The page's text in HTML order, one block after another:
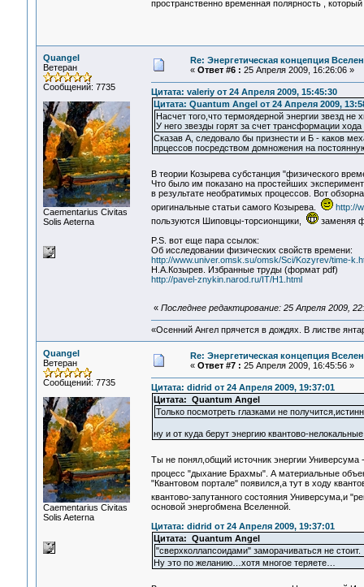
пространственно временная полярность ,
Quangel
Ветеран
Сообщений: 7735
Сaementarius Civitas
Solis Aeterna
Re: Энергетическая концепция
« Ответ #6 : 25 Апреля 2009, 16:26:06 »
Цитата: valeriy от 24 Апреля 2009, 15:45:30
Цитата: Quantum Angel от 24 Апреля 2009,
Насчет того,что термоядерной энергии звезд
У него звезды горят за счет трансформации
Сказав А, следовало бы признести и Б - каков
прцессов посредством домножения на
В теории Козырева субстанция "физического
Что было им показано на простейших
в результате необратимых процессов. Вот
оригинальные статьи самого Козырева.
http://
пользуются Шиповцы-торсионщики,
заменяя
P.S. вот еще пара ссылок:
Об исследовании физических свойств времени:
http://www.univer.omsk.su/omsk/Sci/Kozyrev/time-
Н.А.Козырев. Избранные труды (формат pdf)
http://pavel-znykin.narod.ru/IT/H1.html
« Последнее редактирование: 25 Апреля 2009,
«Осенний Ангел прячется в дождях. В листве
Quangel
Ветеран
Сообщений: 7735
Сaementarius Civitas
Solis Aeterna
Re: Энергетическая концепция
« Ответ #7 : 25 Апреля 2009, 16:45:56 »
Цитата: didrid от 24 Апреля 2009, 19:37:01
Цитата: Quantum Angel
Только посмотреть глазками не
ну и от куда берут энергию квантово-
Ты не понял,общий источник энергии
процесс "дыхание Брахмы". А материальные
"Квантовом портале" появился,а тут в ходу
квантово-запутанного состояния Универсума,и
основой энергобмена Вселенной.
Цитата: didrid от 24 Апреля 2009, 19:37:01
Цитата: Quantum Angel
"сверхколлапсоидами" заморачиваться не стоит.
Ну это по желанию…хотя многое теряете…